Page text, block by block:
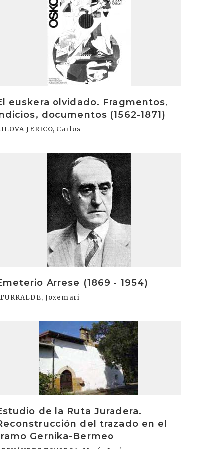
euskera olvidado. Fragmentos,
documentos (1562-1871)
JERICO, Carlos
Arrese (1869 - 1954)
Joxemari
de la Ruta Juradera.
del trazado en el
Gernika-Bermeo